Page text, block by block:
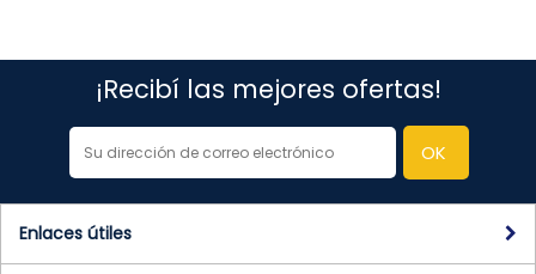
¡Recibí las mejores ofertas!
Enlaces útiles